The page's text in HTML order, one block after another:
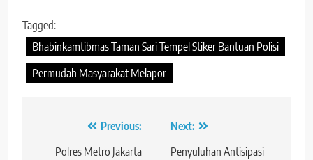
Tagged:
Bhabinkamtibmas Taman Sari Tempel Stiker Bantuan Polisi
Permudah Masyarakat Melapor
Navigasi
pos
Previous:
Polres Metro Jakarta
Next:
Penyuluhan Antisipasi